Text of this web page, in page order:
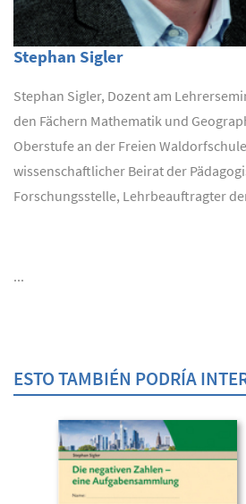
Stephan Sigler
Stephan Sigler, Dozent am
den Fächern Mathematik und
Oberstufe an der Freien
wissenschaftlicher Beirat der
Forschungsstelle, Lehrbeauftragter
...
ESTO TAMBIÉN PODRÍA